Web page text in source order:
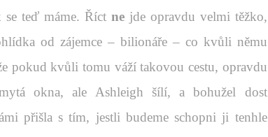
se teď máme. Říct nejde opravdu velmi těžko,
od zájemce – bilionáře – co kvůli němu
pokud kvůli tomu váží takovou cestu, opravdu
okna, ale Ashleigh šílí, a bohužel dost
přišla s tím, jestli budeme schopni ji tenhle